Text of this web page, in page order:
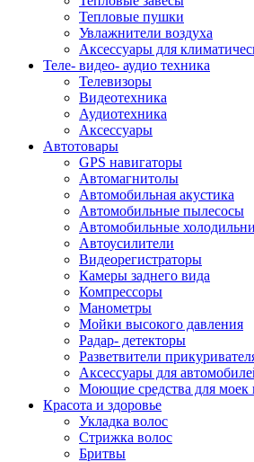
Тепловые пушки
Увлажнители воздуха
Аксессуары для
Теле- видео- аудио техника
Телевизоры
Видеотехника
Аудиотехника
Аксессуары
Автотовары
GPS навигаторы
Автомагнитолы
Автомобильная акустика
Автомобильные пылесосы
Автомобильные
Автоусилители
Видеорегистраторы
Камеры заднего вида
Компрессоры
Манометры
Мойки высокого давления
Радар- детекторы
Разветвители
Аксессуары для
Моющие средства для моек
Красота и здоровье
Укладка волос
Стрижка волос
Бритвы